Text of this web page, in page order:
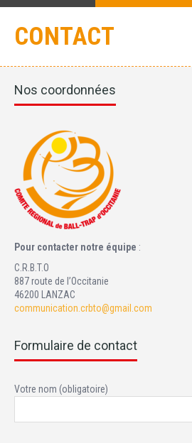
CONTACT
Nos coordonnées
Pour contacter notre équipe :
C.R.B.T.O
887 route de l’Occitanie
46200 LANZAC
communication.crbto@gmail.com
Formulaire de contact
Votre nom (obligatoire)